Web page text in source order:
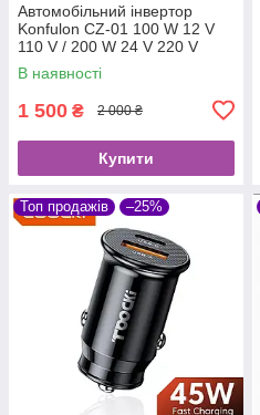
Автомобільний інвертор
Konfulon CZ-01 100 W 12 V
110 V / 200 W 24 V 220 V
В наявності
1 500 ₴ 2 000 ₴
Купити
Топ продажів –25%